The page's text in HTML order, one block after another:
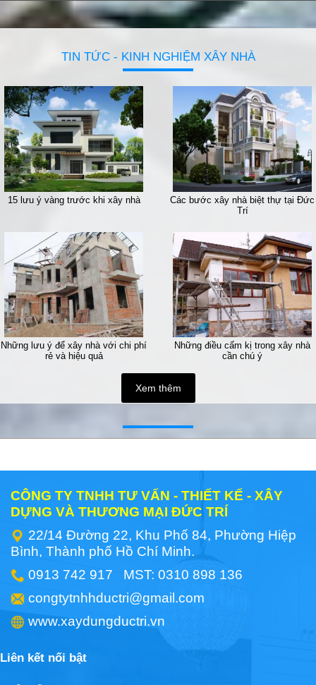
TIN TỨC - KINH NGHIỆM XÂY NHÀ
15 lưu ý vàng trước khi xây nhà
Các bước xây nhà biệt thự tại Đức
Trí
Những lưu ý để xây nhà với chi phí
rẻ và hiệu quả
Những điều cấm kị trong xây nhà
cần chú ý
Xem thêm
CÔNG TY TNHH TƯ VẤN - THIẾT KẾ - XÂY
DỰNG VÀ THƯƠNG MẠI ĐỨC TRÍ
22/14 Đường 22, Khu Phố 84, Phường Hiệp
Bình, Thành phố Hồ Chí Minh.
0913 742 917 MST: 0310 898 136
congtytnhhductri@gmail.com
www.xaydungductri.vn
Liên kết nối bật